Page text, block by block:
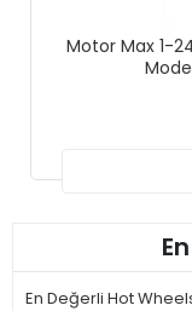
Motor Max 1-
En Değerli Hot